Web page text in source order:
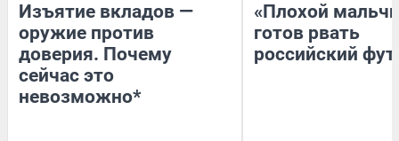
Изъятие вкладов —
оружие против
доверия. Почему
сейчас это
невозможно*
«Плохой
готов рвать
российский